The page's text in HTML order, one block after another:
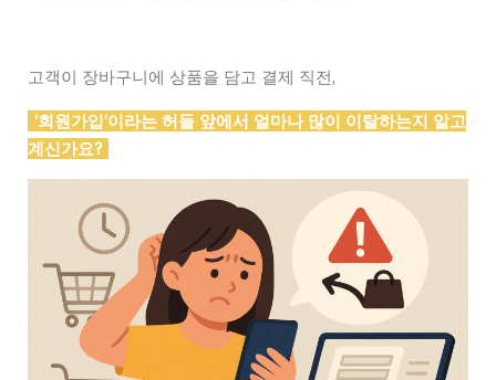
고객이 장바구니에 상품을 담고 결제 직전,
‘회원가입’이라는 허들 앞에서 얼마나 많이 이탈하는지 알고
계신가요?